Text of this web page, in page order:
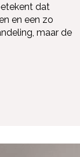
dat
en een zo
maar de